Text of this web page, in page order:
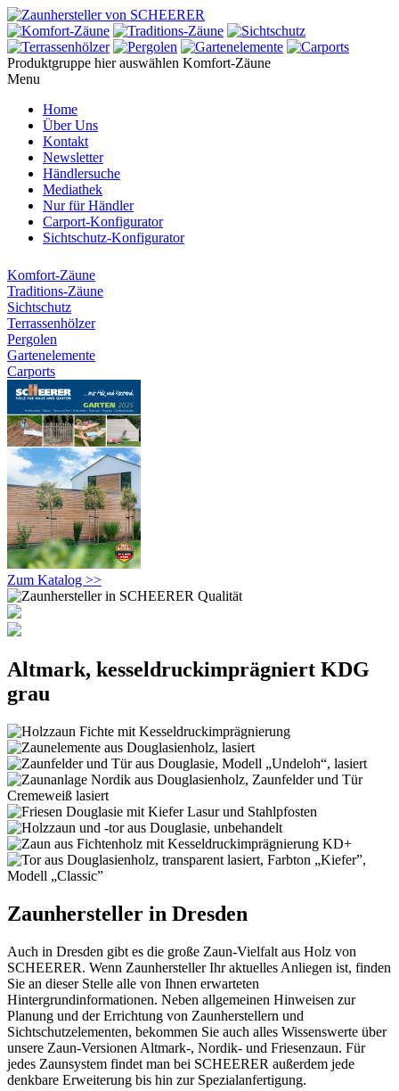
Produktgruppe hier auswählen Komfort-Zäune
Menu
Home
Über Uns
Kontakt
Newsletter
Händlersuche
Mediathek
Nur für Händler
Carport-Konfigurator
Sichtschutz-Konfigurator
Komfort-Zäune
Traditions-Zäune
Sichtschutz
Terrassenhölzer
Pergolen
Gartenelemente
Carports
Zum Katalog >>
Altmark, kesseldruckimprägniert KDG
grau
Zaunhersteller in Dresden
Auch in Dresden gibt es die große Zaun-Vielfalt aus Holz von
SCHEERER. Wenn Zaunhersteller Ihr aktuelles Anliegen ist, finden
Sie an dieser Stelle alle von Ihnen erwarteten
Hintergrundinformationen. Neben allgemeinen Hinweisen zur
Planung und der Errichtung von Zaunherstellern und
Sichtschutzelementen, bekommen Sie auch alles Wissenswerte über
unsere Zaun-Versionen Altmark-, Nordik- und Friesenzaun. Für
jedes Zaunsystem findet man bei SCHEERER außerdem jede
denkbare Erweiterung bis hin zur Spezialanfertigung.